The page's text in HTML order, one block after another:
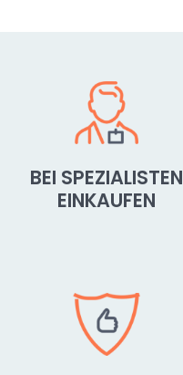
BEI SPEZIALISTEN
EINKAUFEN